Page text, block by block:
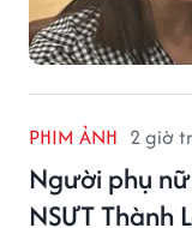
PHIM ẢNH 2 giờ
Người phụ
NSƯT Thành